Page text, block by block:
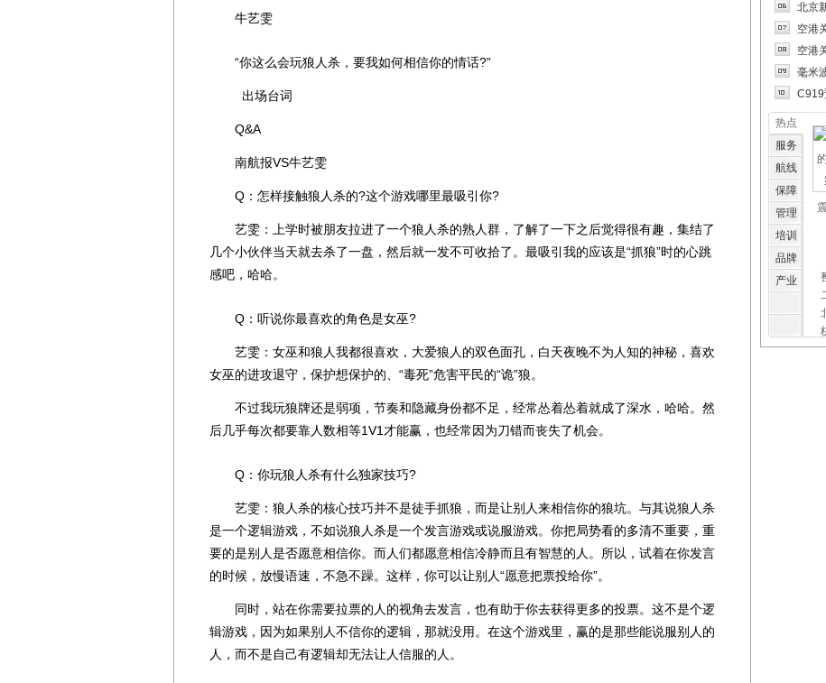
牛艺雯
“你这么会玩狼人杀，要我如何相信你的情话?”
出场台词
Q&A
南航报VS牛艺雯
Q：怎样接触狼人杀的?这个游戏哪里最吸引你?
艺雯：上学时被朋友拉进了一个狼人杀的熟人群，了解了一下之后觉得很有趣，集结了
几个小伙伴当天就去杀了一盘，然后就一发不可收拾了。最吸引我的应该是“抓狼”时的心跳
感吧，哈哈。
Q：听说你最喜欢的角色是女巫?
艺雯：女巫和狼人我都很喜欢，大爱狼人的双色面孔，白天夜晚不为人知的神秘，喜欢
女巫的进攻退守，保护想保护的、“毒死”危害平民的“诡”狼。
不过我玩狼牌还是弱项，节奏和隐藏身份都不足，经常怂着怂着就成了深水，哈哈。然
后几乎每次都要靠人数相等1V1才能赢，也经常因为刀错而丧失了机会。
Q：你玩狼人杀有什么独家技巧?
艺雯：狼人杀的核心技巧并不是徒手抓狼，而是让别人来相信你的狼坑。与其说狼人杀
是一个逻辑游戏，不如说狼人杀是一个发言游戏或说服游戏。你把局势看的多清不重要，重
要的是别人是否愿意相信你。而人们都愿意相信冷静而且有智慧的人。所以，试着在你发言
的时候，放慢语速，不急不躁。这样，你可以让别人“愿意把票投给你”。
同时，站在你需要拉票的人的视角去发言，也有助于你去获得更多的投票。这不是个逻
辑游戏，因为如果别人不信你的逻辑，那就没用。在这个游戏里，赢的是那些能说服别人的
人，而不是自己有逻辑却无法让人信服的人。
北京
空港
空港
毫米
C919
热点
服务
航线
保障
管理
培训
品牌
产业